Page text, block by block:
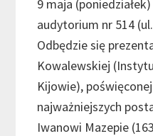
9 maja
audytorium nr 514
Odbędzie się
Kowalewskiej
Kijowie),
najważniejszych
Iwanowi Mazepie